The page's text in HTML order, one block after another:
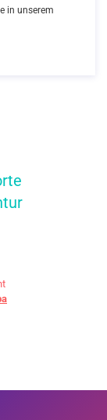
in unserem